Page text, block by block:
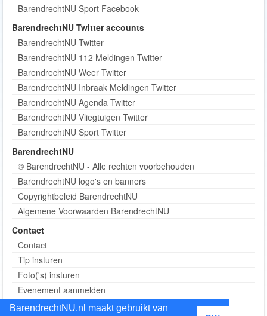
BarendrechtNU.nl maakt gebruikt van
BarendrechtNU Sport Facebook
BarendrechtNU Twitter accounts
BarendrechtNU Twitter
BarendrechtNU 112 Meldingen Twitter
BarendrechtNU Weer Twitter
BarendrechtNU Inbraak Meldingen Twitter
BarendrechtNU Agenda Twitter
BarendrechtNU Vliegtuigen Twitter
BarendrechtNU Sport Twitter
BarendrechtNU
© BarendrechtNU - Alle rechten voorbehouden
BarendrechtNU logo's en banners
Copyrightbeleid BarendrechtNU
Algemene Voorwaarden BarendrechtNU
Contact
Contact
Tip insturen
Foto('s) insturen
Evenement aanmelden
Informatie aanvragen adverteren